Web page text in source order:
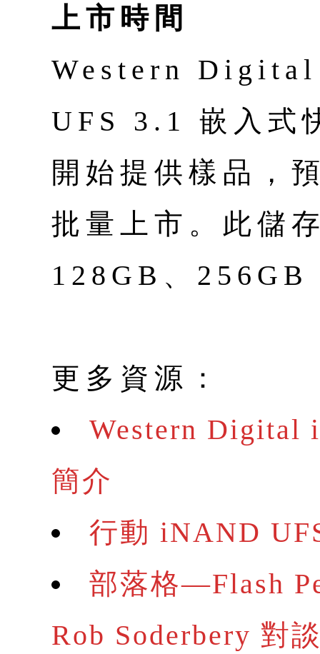
上市時間
Western
UFS 3.1 嵌入式
開始提供樣品，
批量上市。此儲
128GB、
更多資源：
Western Digital
簡介
行動 iNAND
部落格—Flash
Rob Soderbery 對